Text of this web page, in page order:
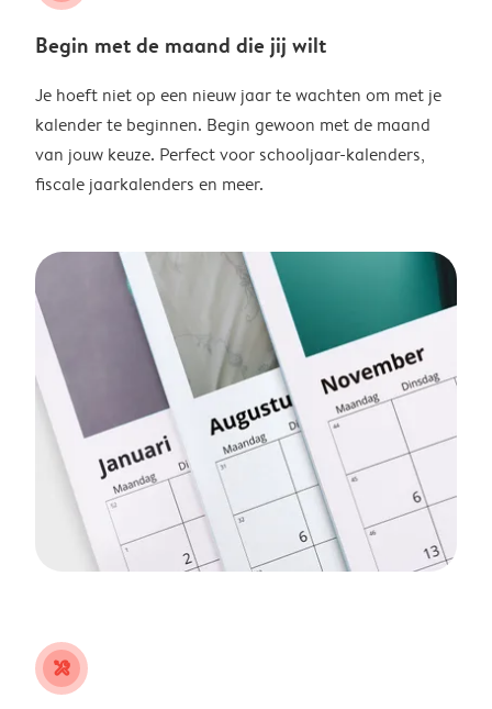
Begin met de maand die jij wilt
Je hoeft niet op een nieuw jaar te wachten om met je
kalender te beginnen. Begin gewoon met de maand
van jouw keuze. Perfect voor schooljaar-kalenders,
fiscale jaarkalenders en meer.
tools